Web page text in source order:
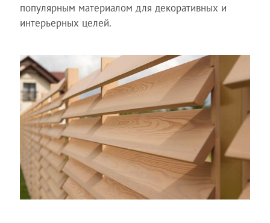
популярным материалом для декоративных и
интерьерных целей.